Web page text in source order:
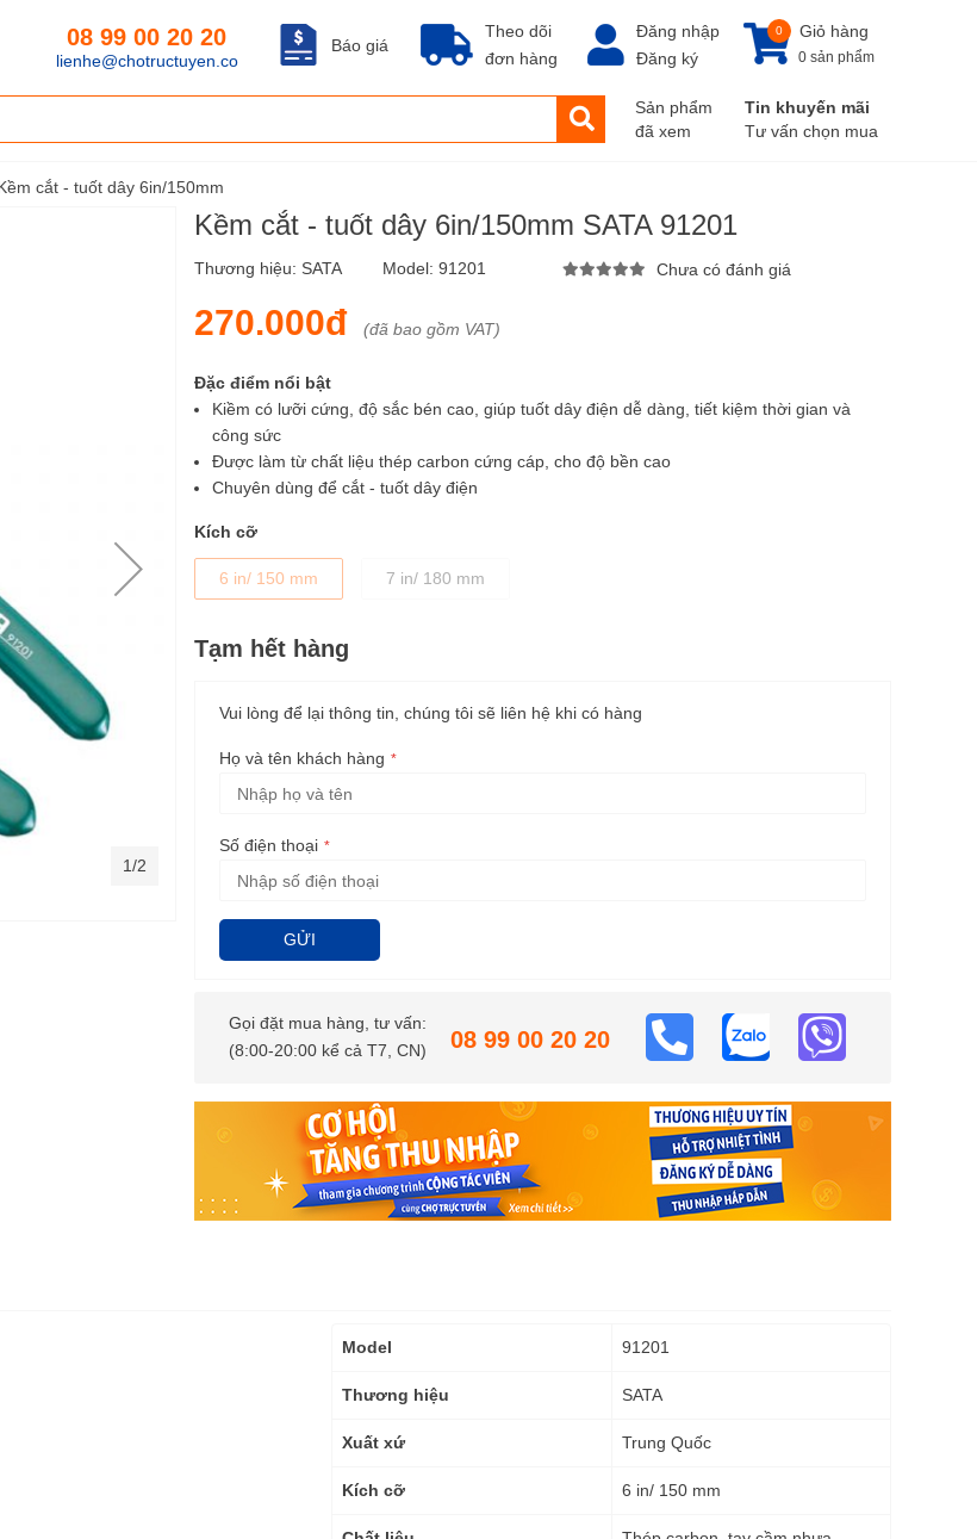
Theo dõi
đơn hàng
Báo giá
08 99 00 20 20
lienhe@chotructuyen.co
Đăng nhập
Đăng ký
Giỏ hàng
0
0 sản phẩm
Sản phẩm
đã xem
Tin khuyến mãi
Tư vấn chọn mua
cắt - tuốt dây 6in/150mm
Kềm cắt - tuốt dây 6in/150mm SATA 91201
Thương hiệu: SATA Model: 91201 Chưa có đánh giá
270.000đ (đã bao gồm VAT)
Đặc điểm nổi bật
Kiềm có lưỡi cứng, độ sắc bén cao, giúp tuốt dây điện dễ dàng, tiết kiệm thời gian và
công sức
Được làm từ chất liệu thép carbon cứng cáp, cho độ bền cao
Chuyên dùng để cắt - tuốt dây điện
Kích cỡ
6 in/ 150 mm 7 in/ 180 mm
Tạm hết hàng
Vui lòng để lại thông tin, chúng tôi sẽ liên hệ khi có hàng
Họ và tên khách hàng
Số điện thoại
GỬI
Gọi đặt mua hàng, tư vấn:
(8:00-20:00 kể cả T7, CN)
08 99 00 20 20
1/2
Thông
kỹ
Model 91201
Thương hiệu SATA
Xuất xứ Trung Quốc
Kích cỡ 6 in/ 150 mm